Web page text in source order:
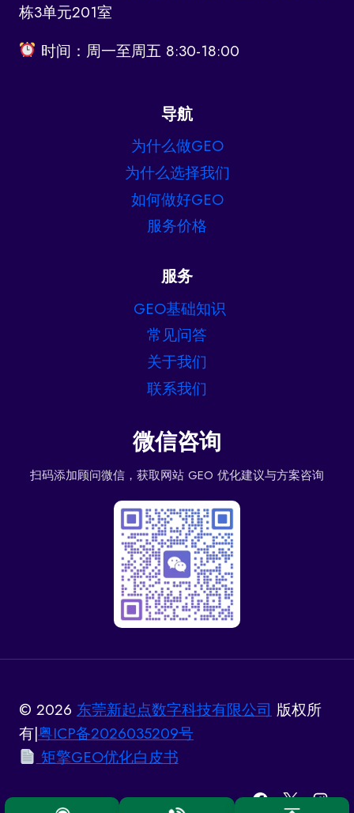
栋3单元201室
时间：周一至周五 8:30-18:00
导航
为什么做GEO
为什么选择我们
如何做好GEO
服务价格
服务
GEO基础知识
常见问答
关于我们
联系我们
微信咨询
扫码添加顾问微信，获取网站 GEO 优化建议与方案咨询
© 2026 东莞新起点数字科技有限公司 版权所
有|粤ICP备2026035209号
矩擎GEO优化白皮书